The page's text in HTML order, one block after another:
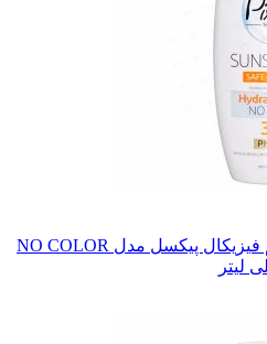
کرم ضد آفتاب دور چشم فیزیکال پیکسل مدل NO COLOR